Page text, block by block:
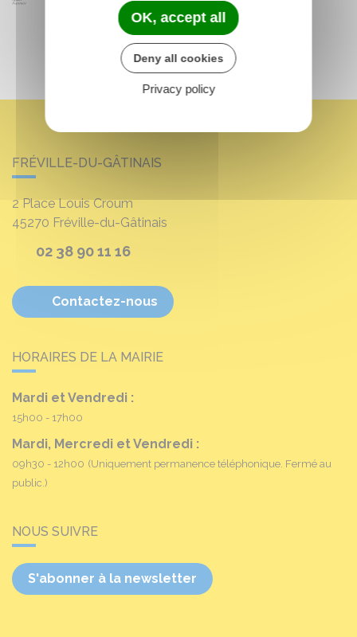
FRÉVILLE-DU-GÂTINAIS
2 Place Louis Croum
45270 Fréville-du-Gâtinais
02 38 90 11 16
Contactez-nous
HORAIRES DE LA MAIRIE
Mardi et Vendredi :
15h00 - 17h00
Mardi, Mercredi et Vendredi :
09h30 - 12h00 (Uniquement permanence téléphonique. Fermé au
public.)
NOUS SUIVRE
S'abonner à la newsletter
OK, accept all
Deny all cookies
Privacy policy